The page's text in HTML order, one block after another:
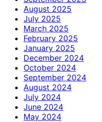
August 2025
July 2025
March 2025
February 2025
January 2025
December 2024
October 2024
September 2024
August 2024
July 2024
June 2024
May 2024